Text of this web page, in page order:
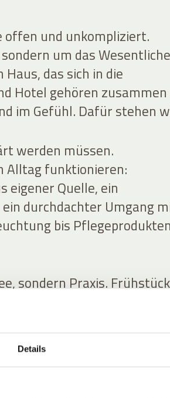
Details
offen und unkompliziert.
um das
das sich in die
Hotel gehören
im Gefühl. Dafür stehen
werden müssen.
Alltag funktionieren:
eigener Quelle, ein
durchdachter Umgang
bis
sondern Praxis. Frühstück